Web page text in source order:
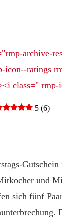
5 (6)
und
sich fünf